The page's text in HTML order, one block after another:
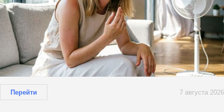
Перейти 7 августа 2026